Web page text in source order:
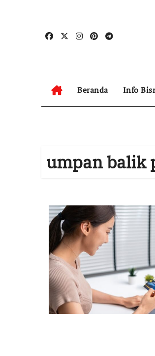
Beranda Info
umpan balik